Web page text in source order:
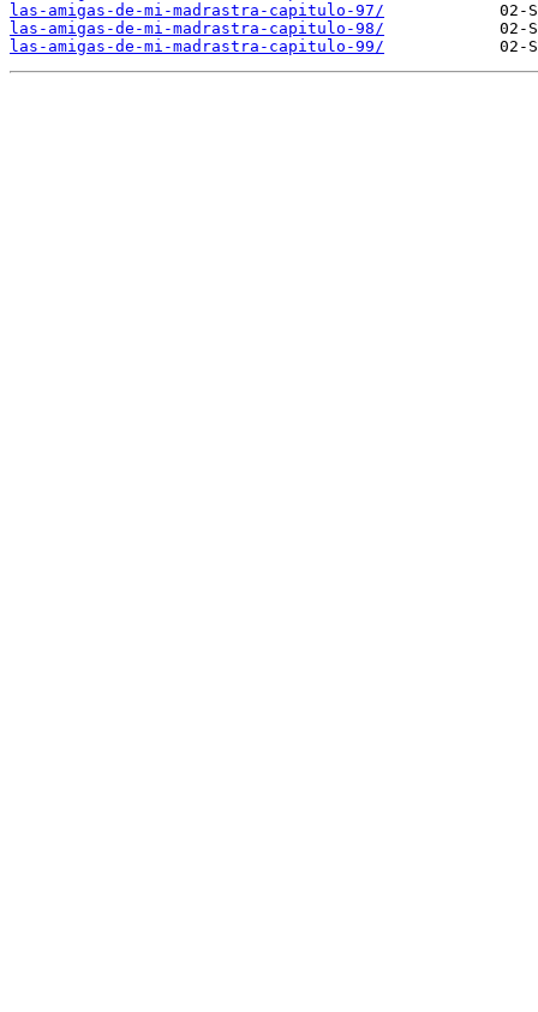
las-amigas-de-mi-madrastra-capitulo-97/
las-amigas-de-mi-madrastra-capitulo-98/
las-amigas-de-mi-madrastra-capitulo-99/